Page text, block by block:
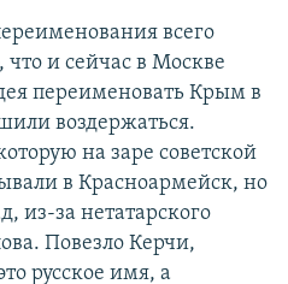
всего
и сейчас в Москве
переименовать Крым в
воздержаться.
на заре советской
в Красноармейск, но
из-за нетатарского
Повезло Керчи,
русское имя, а